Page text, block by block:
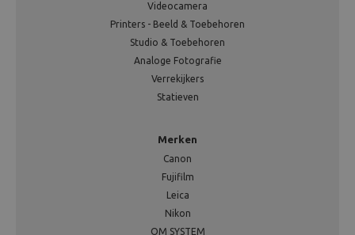
Videocamera
Printers - Beeld & Toebehoren
Studio & Toebehoren
Analoge Fotografie
Verrekijkers
Statieven
Merken
Canon
Fujifilm
Leica
Nikon
OM SYSTEM